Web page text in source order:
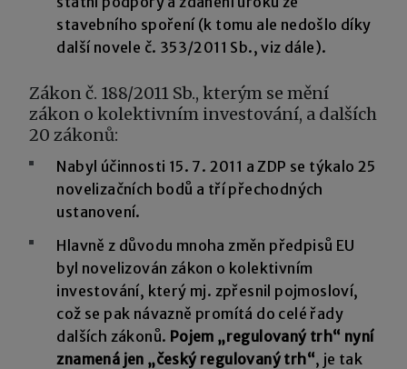
stavebního spoření (k tomu ale nedošlo díky
další novele č. 353/2011 Sb., viz dále).
Zákon č. 188/2011 Sb., kterým se mění
zákon o kolektivním investování, a dalších
20 zákonů:
Nabyl účinnosti 15. 7. 2011 a ZDP se týkalo 25
novelizačních bodů a tří přechodných
ustanovení.
Hlavně z důvodu mnoha změn předpisů EU
byl novelizován zákon o kolektivním
investování, který mj. zpřesnil pojmosloví,
což se pak návazně promítá do celé řady
dalších zákonů. Pojem „regulovaný trh“ nyní
znamená jen „český regulovaný trh“, je tak